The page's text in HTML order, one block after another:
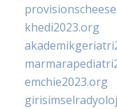
khedi2023.org
emchie2023.org